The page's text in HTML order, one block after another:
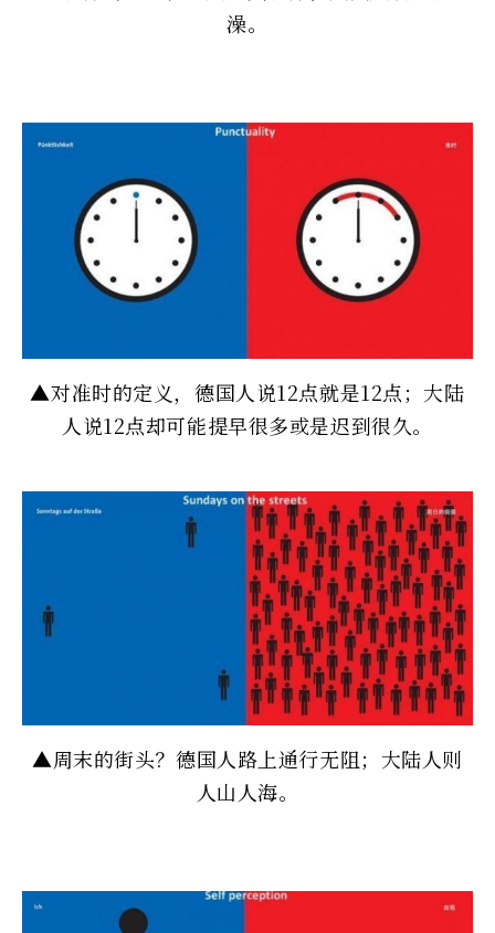
澡。
▲对准时的定义，德国人说12点就是12点；大陆
人说12点却可能提早很多或是迟到很久。
▲周末的街头？德国人路上通行无阻；大陆人则
人山人海。